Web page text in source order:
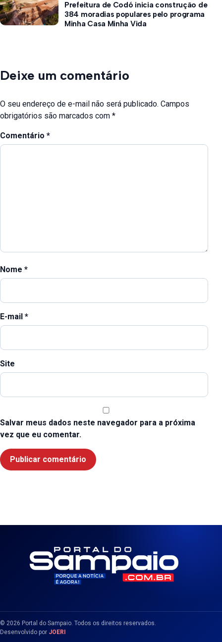
Prefeitura de Codó inicia construção de
384 moradias populares pelo programa
Minha Casa Minha Vida
Deixe um comentário
O seu endereço de e-mail não será publicado. Campos
obrigatórios são marcados com *
Comentário *
Nome *
E-mail *
Site
Salvar meus dados neste navegador para a próxima
vez que eu comentar.
© 2026 Portal do Sampaio. Todos os direitos reservados.
Desenvolvido por JOERI